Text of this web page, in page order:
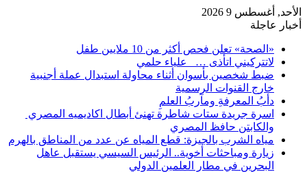
الأحد, أغسطس 9 2026
أخبار عاجلة
«الصحة» تعلن فحص أكثر من 10 ملايين طفل
لاتتركيني اتأذى … علياء حلمي
ضبط شخصين بأسوان أثناء محاولة استبدال عملة أجنبية
خارج القنوات الرسمية
دأبُ المعرفةِ ومآربُ العلمِ
اسرة جريدة ستات شاطرة تهنئ أبطال اكاديميه المصري
والكابتن حافظ المصري
مياه الشرب بالجيزة: قطع المياه عن عدد من المناطق بالهرم
زيارة ومباحثات أخوية.. الرئيس السيسي يستقبل عاهل
البحرين في مطار العلمين الدولي